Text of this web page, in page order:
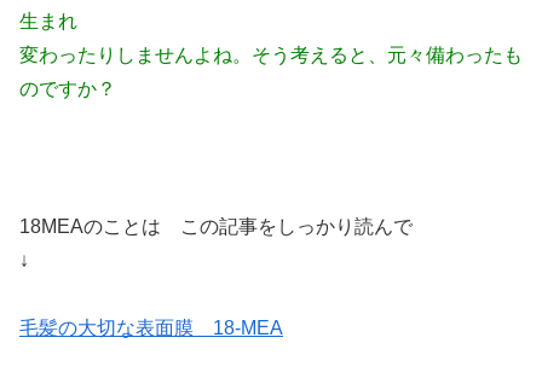
生まれ
変わったりしませんよね。そう考えると、元々備わったも
のですか？
18MEAのことは この記事をしっかり読んで
↓
毛髪の大切な表面膜 18-MEA